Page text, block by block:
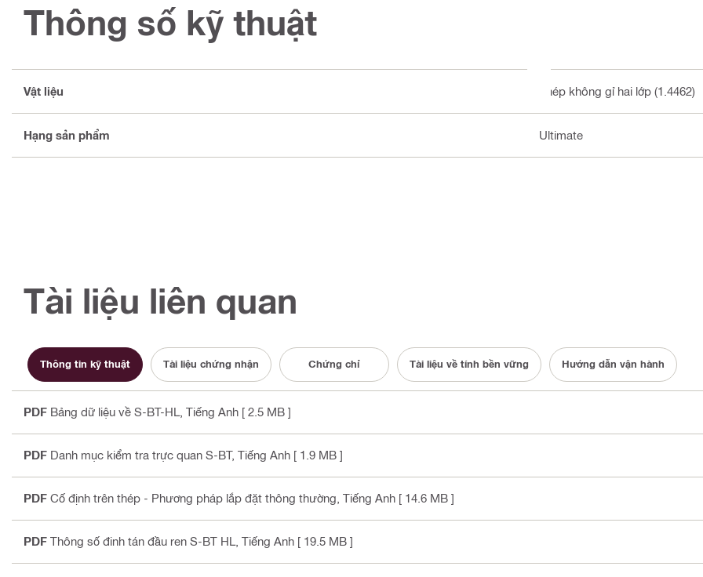
Thông số kỹ thuật
Vật liệu Thép không gỉ hai lớp (1.4462)
Hạng sản phẩm Ultimate
Tài liệu liên quan
Thông tin kỹ thuật Tài liệu chứng nhận Chứng chỉ Tài liệu về tính bền vững Hướng dẫn vận hành
PDF Bảng dữ liệu về S-BT-HL , Tiếng Anh [ 2.5 MB ]
PDF Danh mục kiểm tra trực quan S-BT, Tiếng Anh [ 1.9 MB ]
PDF Cố định trên thép - Phương pháp lắp đặt thông thường , Tiếng Anh [ 14.6 MB ]
PDF Thông số đinh tán đầu ren S-BT HL , Tiếng Anh [ 19.5 MB ]